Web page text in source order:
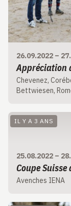
26.09.2022 –
Appréciation
Chevenez,
Bettwiesen,
IL Y A 3 ANS
25.08.2022 –
Coupe
Avenches IENA